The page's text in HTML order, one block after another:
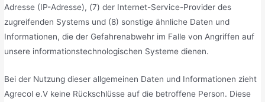
Adresse (IP-Adresse), (7) der Internet-Service-Provider des
zugreifenden Systems und (8) sonstige ähnliche Daten und
Informationen, die der Gefahrenabwehr im Falle von Angriffen auf
unsere informationstechnologischen Systeme dienen.
Bei der Nutzung dieser allgemeinen Daten und Informationen zieht
Agrecol e.V keine Rückschlüsse auf die betroffene Person. Diese